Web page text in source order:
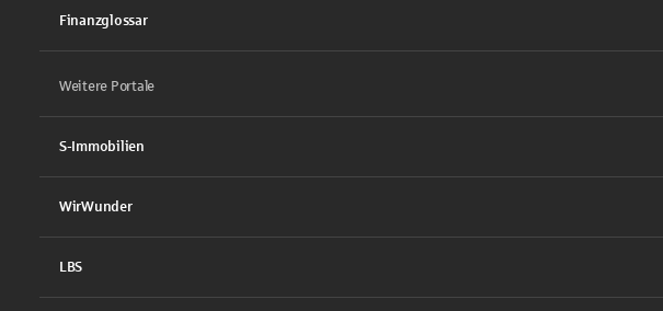
Finanzglossar
Weitere Portale
S-Immobilien
WirWunder
LBS